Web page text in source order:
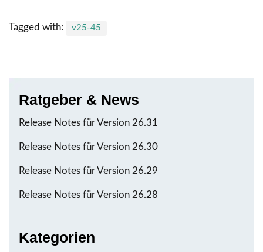
Tagged with: v25-45
Ratgeber & News
Release Notes für Version 26.31
Release Notes für Version 26.30
Release Notes für Version 26.29
Release Notes für Version 26.28
Kategorien